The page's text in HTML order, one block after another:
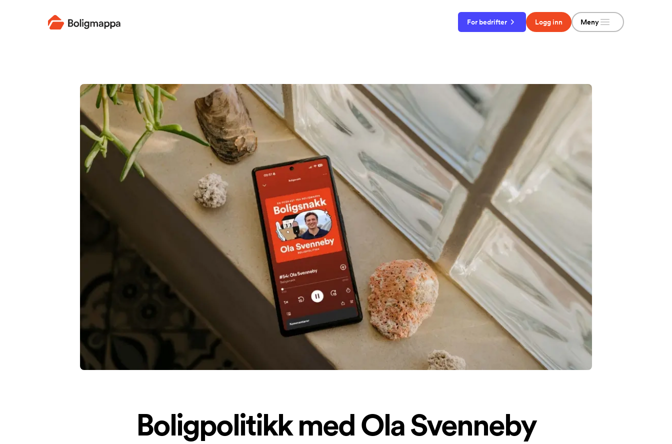
Boligmappa For bedrifter Logg inn Meny
Boligpolitikk med Ola Svenneby